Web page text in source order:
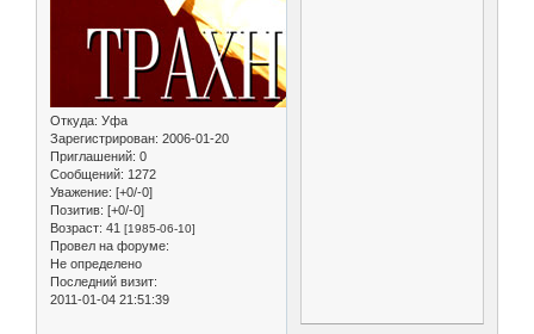
Откуда: Уфа
Зарегистрирован: 2006-01-20
Приглашений: 0
Сообщений: 1272
Уважение: [+0/-0]
Позитив: [+0/-0]
Возраст: 41 [1985-06-10]
Провел на форуме:
Не определено
Последний визит:
2011-01-04 21:51:39